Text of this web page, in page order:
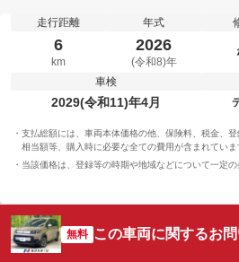
走行距離
6
km
年式
2026
(令和8)年
車検
2029(令和11)年4月
支払総額には、車両本体価格の他、保険料、税金、
相当額等、購入時に必要な全ての費用が含まれていま
当該価格は、登録等の時期や地域などについて一定の
無料 この車両に関するお